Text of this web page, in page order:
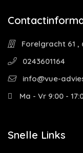
Forelgracht 61 ,
0243601164
info@vue-
Ma - Vr 9:00 -
Snelle Links